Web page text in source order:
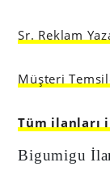
Sr. Reklam
Müşteri
Tüm ilanları
Bigumigu